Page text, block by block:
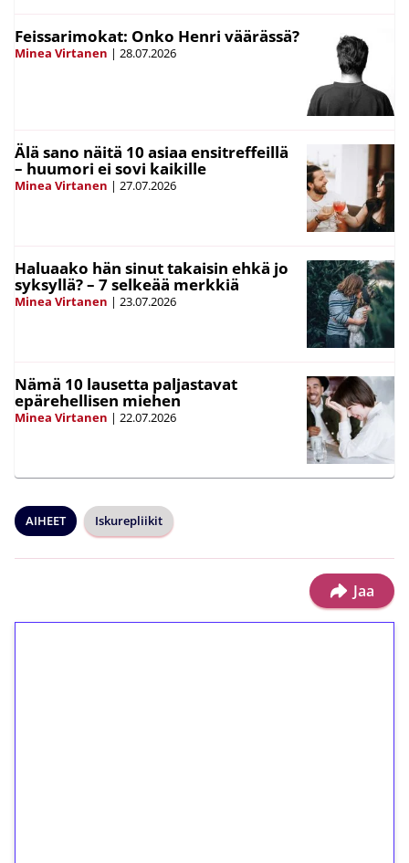
Feissarimokat: Onko Henri väärässä?
Minea Virtanen | 28.07.2026
Älä sano näitä 10 asiaa ensitreffeillä
– huumori ei sovi kaikille
Minea Virtanen | 27.07.2026
Haluaako hän sinut takaisin ehkä jo
syksyllä? – 7 selkeää merkkiä
Minea Virtanen | 23.07.2026
Nämä 10 lausetta paljastavat
epärehellisen miehen
Minea Virtanen | 22.07.2026
AIHEET Iskurepliikit
Jaa